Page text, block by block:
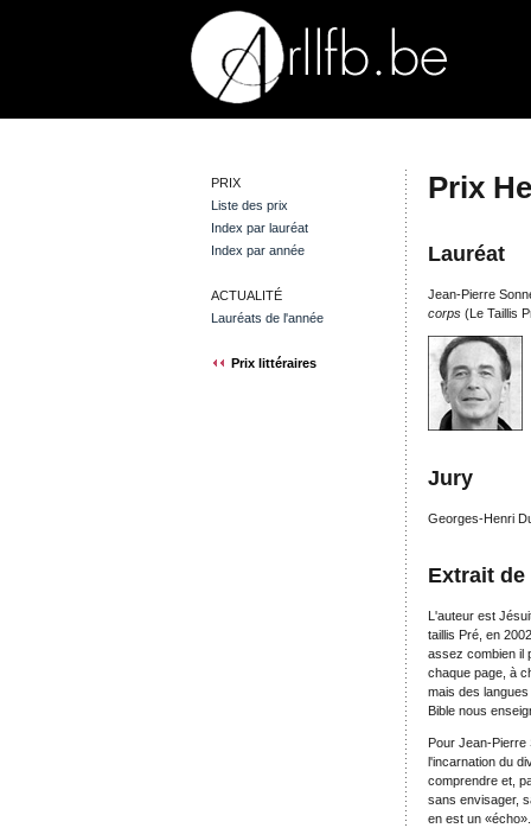
PRIX
Liste des prix
Index par lauréat
Index par année
ACTUALITÉ
Lauréats de l'année
Prix littéraires
Prix
Lauréat
Jean-Pierre
corps (Le Taillis
Jury
Georges-Henri
Extrait
L'auteur est
taillis Pré, en
assez combien il
chaque page, à
mais des
Bible nous
Pour Jean-Pierre
l'incarnation du
comprendre et,
sans envisager,
en est un